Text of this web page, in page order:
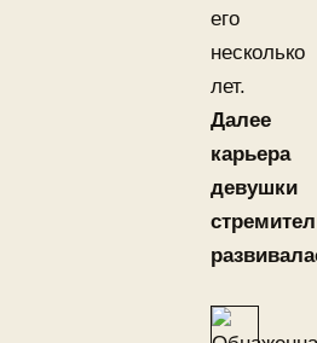
его
несколько
лет.
Далее
карьера
девушки